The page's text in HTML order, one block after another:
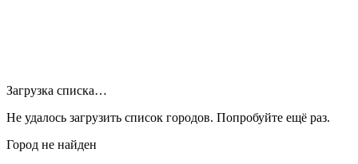
Загрузка списка…
Не удалось загрузить список городов. Попробуйте ещё раз.
Город не найден